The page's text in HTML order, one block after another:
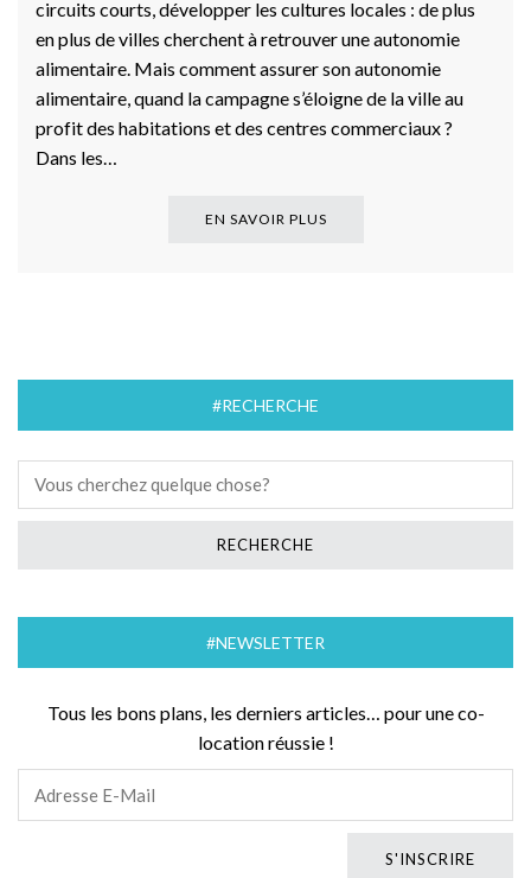
circuits courts, développer les cultures locales : de plus
en plus de villes cherchent à retrouver une autonomie
alimentaire. Mais comment assurer son autonomie
alimentaire, quand la campagne s’éloigne de la ville au
profit des habitations et des centres commerciaux ?
Dans les…
EN SAVOIR PLUS
#RECHERCHE
#NEWSLETTER
Tous les bons plans, les derniers articles… pour une co-
location réussie !